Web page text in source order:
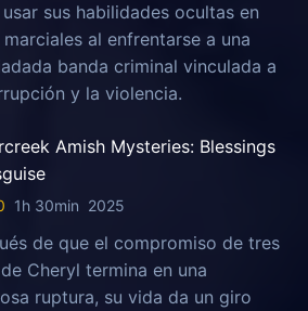
sus habilidades ocultas en
al enfrentarse a una
banda criminal vinculada a
y la violencia.
Amish Mysteries: Blessings
1h 30min 2025
de que el compromiso de tres
Cheryl termina en una
ruptura, su vida da un giro